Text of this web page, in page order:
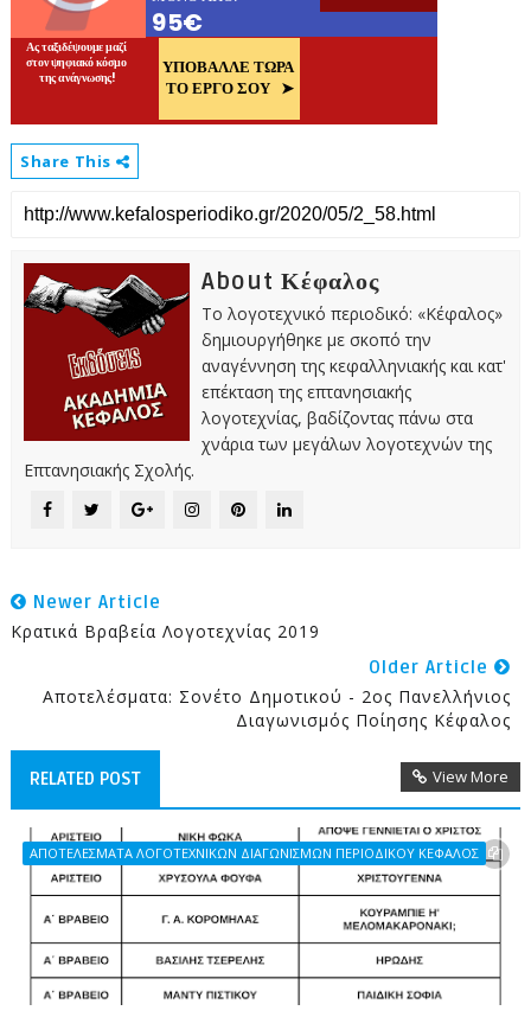
Share This
About Κέφαλος
Το λογοτεχνικό περιοδικό: «Κέφαλος»
δημιουργήθηκε με σκοπό την
αναγέννηση της κεφαλληνιακής και κατ'
επέκταση της επτανησιακής
λογοτεχνίας, βαδίζοντας πάνω στα
χνάρια των μεγάλων λογοτεχνών της
Επτανησιακής Σχολής.
Newer Article
Κρατικά Βραβεία Λογοτεχνίας 2019
Older Article
Αποτελέσματα: Σονέτο Δημοτικού - 2ος Πανελλήνιος
Διαγωνισμός Ποίησης Κέφαλος
RELATED POST View More
ΑΠΟΤΕΛΕΣΜΑΤΑ ΛΟΓΟΤΕΧΝΙΚΩΝ ΔΙΑΓΩΝΙΣΜΩΝ ΠΕΡΙΟΔΙΚΟΥ ΚΕΦΑΛΟΣ